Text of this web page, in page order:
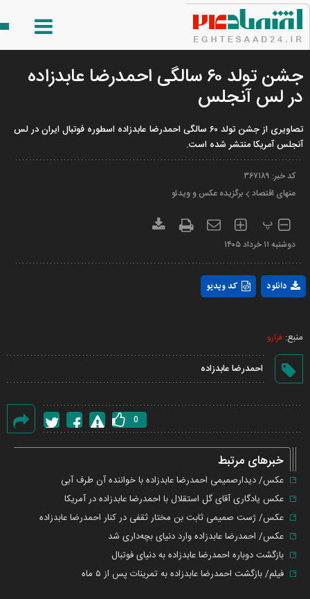
جشن تولد ۶۰ سالگی احمدرضا عابدزاده
در لس آنجلس
تصاویری از جشن تولد ۶۰ سالگی احمدرضا عابدزاده اسطوره فوتبال ایران در لس
آنجلس آمریکا منتشر شده است.
کد خبر: ۳۶۷۱۸۹
منهای اقتصاد
برگزیده عکس و ویدئو
پ
دوشنبه ۱۱ خرداد ۱۴۰۵
کد ویدیو دانلود
منبع: فرارو
احمدرضا عابدزاده
گزارش
0
خبرهای مرتبط
عکس/ دیدارصمیمی احمدرضا عابدزاده با خواننده آن طرف آبی
عکس یادگاری آقای گل استقلال با احمدرضا عابدزاده در آمریکا
عکس/ ژست صمیمی ثابت بن مختار ثقفی در کنار احمدرضا عابدزاده
عکس/ احمدرضا عابدزاده وارد دنیای بچه‌داری شد
بازگشت دوباره احمدرضا عابدزاده به دنیای فوتبال
فیلم/ بازگشت احمدرضا عابدزاده به تمرینات پس از ۵ ماه